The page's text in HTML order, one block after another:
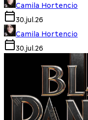
Camila Hortencio
30.jul.26
Camila Hortencio
30.jul.26